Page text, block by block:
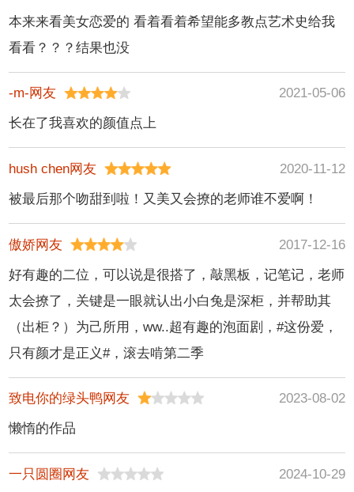
藤胜利
本来来看美女恋爱的 看着看着希望能多教点艺术史给我
看看？？？结果也没
-m-网友
2021-05-06
长在了我喜欢的颜值点上
hush chen网友
2020-11-12
被最后那个吻甜到啦！又美又会撩的老师谁不爱啊！
傲娇网友
2017-12-16
好有趣的二位，可以说是很搭了，敲黑板，记笔记，老师
太会撩了，关键是一眼就认出小白兔是深柜，并帮助其
（出柜？）为己所用，ww..超有趣的泡面剧，#这份爱，
只有颜才是正义#，滚去啃第二季
致电你的绿头鸭网友
2023-08-02
懒惰的作品
一只圆圈网友
2024-10-29